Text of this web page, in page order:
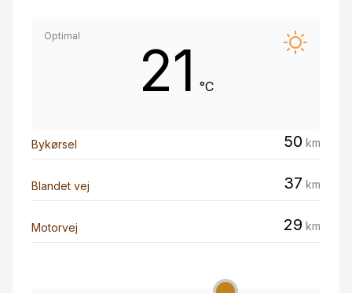
Optimal
21 °C
Bykørsel 50 km
Blandet vej 37 km
Motorvej 29 km